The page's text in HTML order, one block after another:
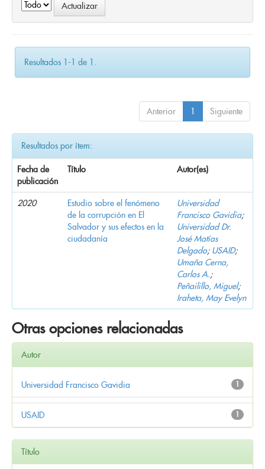
Resultados 1-1 de 1.
Anterior 1 Siguiente
Resultados por ítem:
Fecha de
publicación
Título Autor(es)
2020
Estudio sobre el fenómeno
de la corrupción en El
Salvador y sus efectos en la
ciudadanía
Universidad
Francisco Gavidia;
Universidad Dr.
José Matías
Delgado; USAID;
Umaña Cerna,
Carlos A.;
Peñailillo, Miguel;
Iraheta, May Evelyn
Otras opciones relacionadas
Autor
1
Universidad Francisco Gavidia
1
USAID
Título